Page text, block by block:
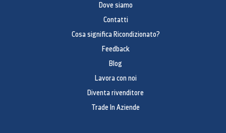
Dove siamo
Contatti
Cosa significa Ricondizionato?
Feedback
Blog
Lavora con noi
Diventa rivenditore
Trade In Aziende